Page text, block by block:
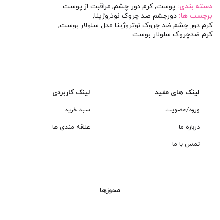
دسته بندی: پوست,کرم دور چشم, مراقبت از پوست
برچسب ها: دورچشم ضد چروک نوتروژینا,
کرم دور چشم ضد چروک نوتروژینا مدل سلولار بوست,
کرم ضدچروک سلولار بوست
لینک های مفید
ورود/عضویت
درباره ما
تماس با ما
لینک کاربردی
سبد خرید
علاقه مندی ها
مجوزها